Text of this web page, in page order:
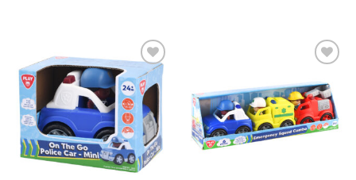
Add to
wishlist
wishlist